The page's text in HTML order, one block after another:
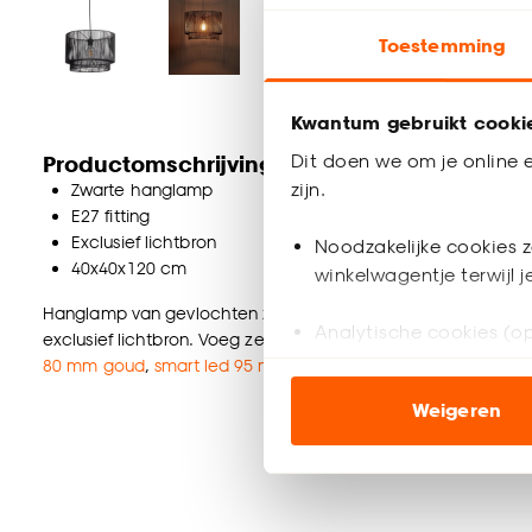
Toestemming
Kwantum gebruikt
Dit doen we om je online
zijn.
Noodzakelijke cookies
winkelwagentje terwijl
Analytische cookies
ook buiten de
Klik op ‘Ja, alles
noodzakelijke cookies
Weigeren
Productomschrijving
Zwarte hanglamp
E27 fitting
Exclusief lichtbron
40x40x120 cm
Hanglamp van gevlochten zwart touw brengt veel sfeer in
exclusief lichtbron. Voeg zelf een lichtbron naar keuze toe
80 mm goud,smart led 95 mm goud